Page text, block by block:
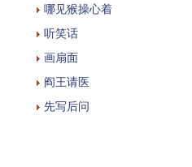
哪见猴操心着
听笑话
画扇面
阎王请医
先写后问